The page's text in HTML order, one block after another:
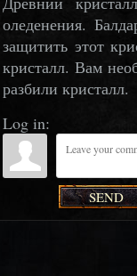
оледенения.
защитить этот
кристалл. Вам
разбили кристалл.
Log in:
SEND